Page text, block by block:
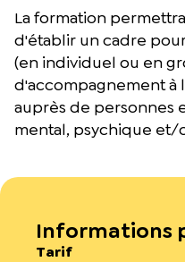
La formation
d'établir un cadre
(en individuel ou en
d'accompagnement à
auprès de personnes
mental, psychique et/
Informations
Tarif